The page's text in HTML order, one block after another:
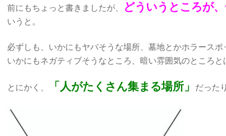
前にもちょっと書きましたが、 どういうところが
いうと。
必ずしも、いかにもヤバそうな場所、墓地とかホラースポ
いかにもネガティブそうなところ、暗い雰囲気のところと
とにかく、 「人がたくさん集まる場所」 だった